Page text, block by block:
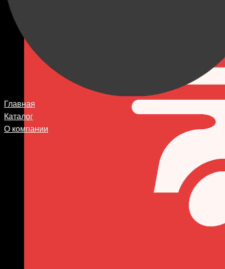
Главная
Каталог
О компании